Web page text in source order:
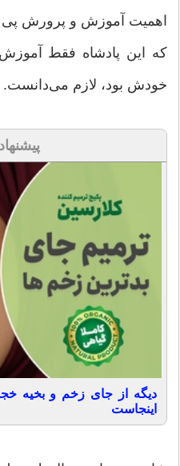
اهمیت آموزش و پرورش پی
كه این پادشاه فقط
خودش بود، لازم می‌دانست.
دیگه از جای زخم و بخیه
اینجاست